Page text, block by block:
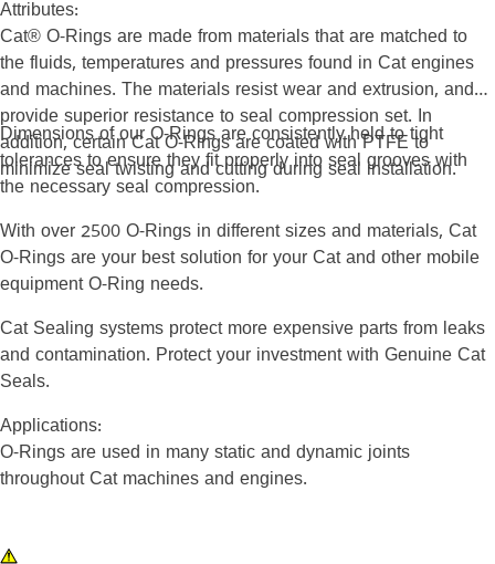
Attributes:
Cat® O-Rings are made from materials that are matched to
the fluids, temperatures and pressures found in Cat engines
and machines. The materials resist wear and extrusion, and
provide superior resistance to seal compression set. In
addition, certain Cat O-Rings are coated with PTFE to
minimize seal twisting and cutting during seal installation.
Dimensions of our O-Rings are consistently held to tight
tolerances to ensure they fit properly into seal grooves with
the necessary seal compression.
With over 2500 O-Rings in different sizes and materials, Cat
O-Rings are your best solution for your Cat and other mobile
equipment O-Ring needs.
Cat Sealing systems protect more expensive parts from leaks
and contamination. Protect your investment with Genuine Cat
Seals.
Applications:
O-Rings are used in many static and dynamic joints
throughout Cat machines and engines.